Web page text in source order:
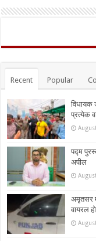
Recent Popular
विधायक
प्रत्येक
पद्म
अपील
अमृतसर
वायरल